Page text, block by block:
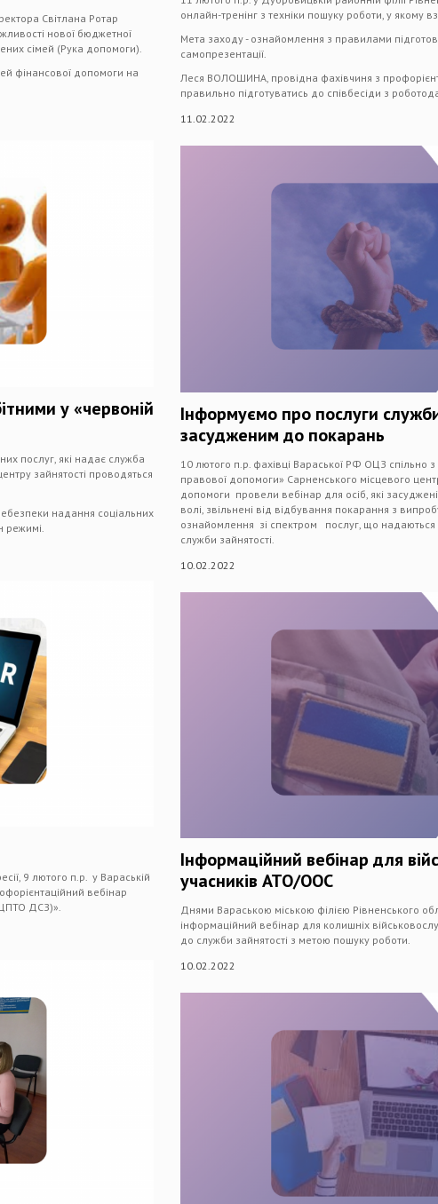
Світлана Ротар
нової бюджетної
сімей (Рука допомоги).
фінансової допомоги на
у «червоній
послуг, які надає служба
зайнятості проводяться
надання соціальних
режимі.
9 лютого п.р. у Вараській
вебінар
ДСЗ)».
онлайн-тренінг з техніки пошуку роботи, у якому
Мета заходу - ознайомлення з правилами
самопрезентації.
Леся ВОЛОШИНА, провідна фахівчиня з
правильно підготуватись до співбесіди з
11.02.2022
Інформуємо про послуги
засудженим до покарань
10 лютого п.р. фахівці Вараської РФ ОЦЗ
правової допомоги» Сарненського місцевого
допомоги провели вебінар для осіб, які
волі, звільнені від відбування покарання з
ознайомлення зі спектром послуг, що надаються
служби зайнятості.
10.02.2022
Інформаційний вебінар для
учасників АТО/ООС
Днями Вараською міською філією Рівненського
інформаційний вебінар для колишніх
до служби зайнятості з метою пошуку роботи.
10.02.2022